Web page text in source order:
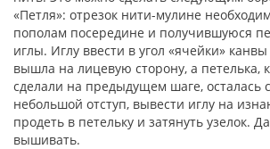
«Петля»: отрезок нити-мулине
пополам посередине и получившуюся
иглы. Иглу ввести в угол «ячейки»
вышла на лицевую сторону, а петелька,
сделали на предыдущем шаге, осталась
небольшой отступ, вывести иглу на
продеть в петельку и затянуть узелок.
вышивать.